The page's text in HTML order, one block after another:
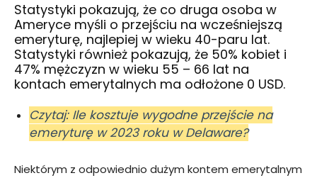
Statystyki pokazują, że co druga osoba w
Ameryce myśli o przejściu na wcześniejszą
emeryturę, najlepiej w wieku 40-paru lat.
Statystyki również pokazują, że 50% kobiet i
47% mężczyzn w wieku 55 – 66 lat na
kontach emerytalnych ma odłożone 0 USD.
Czytaj: Ile kosztuje wygodne przejście na
emeryturę w 2023 roku w Delaware?
Niektórym z odpowiednio dużym kontem emerytalnym